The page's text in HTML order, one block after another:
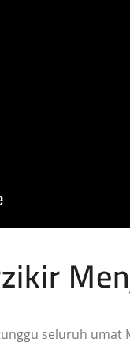
seluruh umat